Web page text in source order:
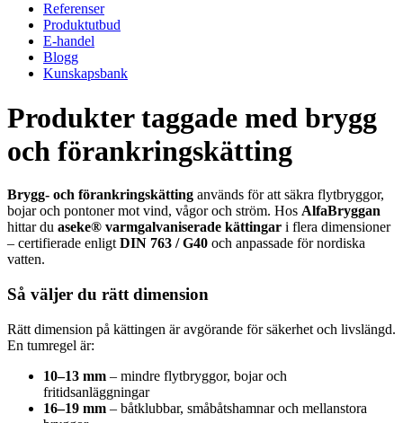
Referenser
Produktutbud
E-handel
Blogg
Kunskapsbank
Produkter taggade med brygg
och förankringskätting
Brygg- och förankringskätting används för att säkra flytbryggor,
bojar och pontoner mot vind, vågor och ström. Hos AlfaBryggan
hittar du aseke® varmgalvaniserade kättingar i flera dimensioner
– certifierade enligt DIN 763 / G40 och anpassade för nordiska
vatten.
Så väljer du rätt dimension
Rätt dimension på kättingen är avgörande för säkerhet och livslängd.
En tumregel är:
10–13 mm – mindre flytbryggor, bojar och
fritidsanläggningar
16–19 mm – båtklubbar, småbåtshamnar och mellanstora